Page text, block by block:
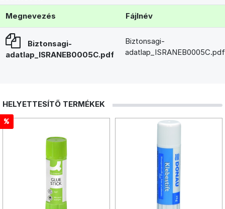
Megnevezés Fájlnév
Biztonsagi-
adatlap_ISRANEB0005C.pdf
Biztonsagi-
adatlap_ISRANEB0005C.pdf
HELYETTESÍTŐ TERMÉKEK